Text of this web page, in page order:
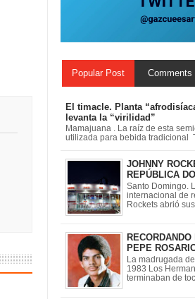
Popular Post Comments
El timacle. Planta
levanta la “virilidad”
Mamajuana . La raíz de esta
utilizada para bebida tradicional
JOHNNY
REPÚBLICA
Santo Domingo.
internacional de
Rockets abrió
PEPE
La madrugada
1983 Los
terminaban de